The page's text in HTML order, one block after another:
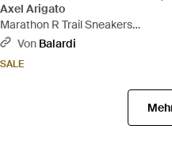
Axel Arigato
Marathon R Trail Sneakers
Ledergrün/Schwarz - Grau
Von Balardi
SALE